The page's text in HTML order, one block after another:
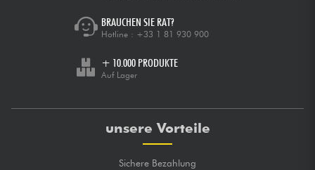
BRAUCHEN SIE RAT?
Hotline : +33 1 81 930 900
+ 10.000 PRODUKTE
Auf Lager
unsere Vorteile
Sichere Bezahlung